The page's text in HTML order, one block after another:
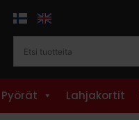
Pyörät Lahjakortit